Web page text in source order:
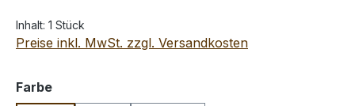
Inhalt: 1 Stück
Preise inkl. MwSt. zzgl. Versandkosten
Farbeauswählen